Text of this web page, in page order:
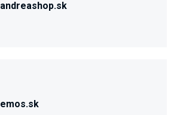
andreashop.sk
emos.sk